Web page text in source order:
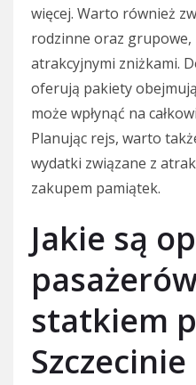
więcej. Warto również
rodzinne oraz grupowe,
atrakcyjnymi zniżkami.
oferują pakiety
może wpłynąć na
Planując rejs, warto
wydatki związane z
zakupem pamiątek.
Jakie są
statkiem
Szczecinie